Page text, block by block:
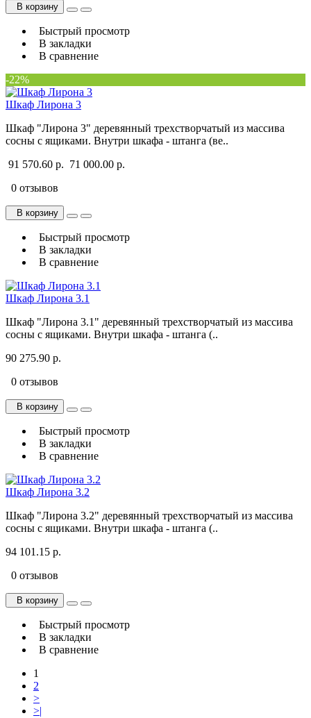
В корзину
Быстрый просмотр
В закладки
В сравнение
-22%
Шкаф Лирона 3
Шкаф "Лирона 3" деревянный трехстворчатый из массива
сосны с ящиками. Внутри шкафа - штанга (ве..
91 570.60 р. 71 000.00 р.
0 отзывов
В корзину
Быстрый просмотр
В закладки
В сравнение
Шкаф Лирона 3.1
Шкаф "Лирона 3.1" деревянный трехстворчатый из массива
сосны с ящиками. Внутри шкафа - штанга (..
90 275.90 р.
0 отзывов
В корзину
Быстрый просмотр
В закладки
В сравнение
Шкаф Лирона 3.2
Шкаф "Лирона 3.2" деревянный трехстворчатый из массива
сосны с ящиками. Внутри шкафа - штанга (..
94 101.15 р.
0 отзывов
В корзину
Быстрый просмотр
В закладки
В сравнение
1
2
>
>|